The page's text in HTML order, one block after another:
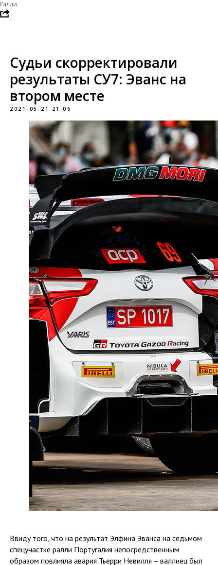
Ралли
Судьи скорректировали
результаты СУ7: Эванс на
втором месте
2021-05-21 21:06
Ввиду того, что на результат Элфина Эванса на седьмом
спецучастке ралли Португалия непосредственным
образом повлияла авария Тьерри Невилля – валлиец был